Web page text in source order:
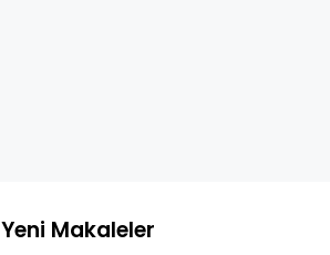
Yeni Makaleler